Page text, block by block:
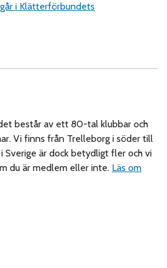
i Klätterförbundets
består av ett 80-tal klubbar och
Vi finns från Trelleborg i söder till
Sverige är dock betydligt fler och vi
du är medlem eller inte. Läs om